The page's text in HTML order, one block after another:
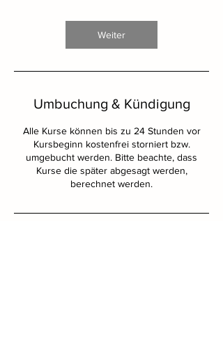
Weiter
Umbuchung & Kündigung
Alle Kurse können bis zu 24 Stunden vor
Kursbeginn kostenfrei storniert bzw.
umgebucht werden. Bitte beachte, dass
Kurse die später abgesagt werden,
berechnet werden.